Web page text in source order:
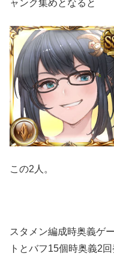
ャンク集めとなると
この2人。
スタメン編成時奥義ゲ
トとバフ15個時奥義2